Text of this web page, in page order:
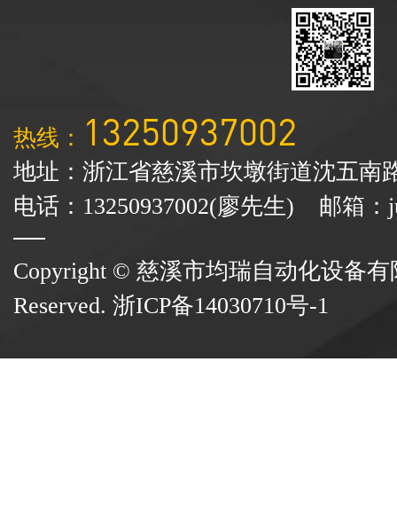
热线： 13250937002
地址：浙江省慈溪市坎墩街道沈五南
电话：13250937002(廖先生) 邮箱：
Copyright © 慈溪市均瑞自动化设备有
Reserved. 浙ICP备14030710号-1